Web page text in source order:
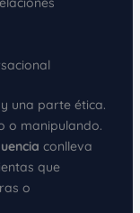
una parte ética.
o manipulando.
conlleva
que
o